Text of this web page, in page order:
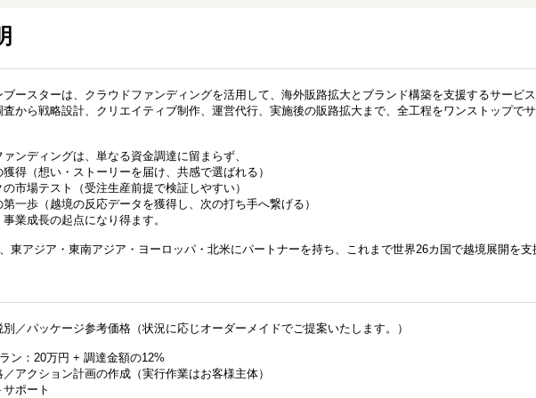
ブースターは、クラウドファンディングを活用して、海外販路拡大とブランド構築を支援するサービ
査から戦略設計、クリエイティブ制作、運営代行、実施後の販路拡大まで、全工程をワンストップで
ンディングは、単なる資金調達に留まらず、
獲得（想い・ストーリーを届け、共感で選ばれる）
の市場テスト（受注生産前提で検証しやすい）
第一歩（越境の反応データを獲得し、次の打ち手へ繋げる）
業成長の起点になり得ます。
東アジア・東南アジア・ヨーロッパ・北米にパートナーを持ち、これまで世界26カ国で越境展開を支
／パッケージ参考価格（状況に応じオーダーメイドでご提案いたします。）
ン：20万円 + 調達金額の12%
／アクション計画の作成（実行作業はお客様主体）
サポート